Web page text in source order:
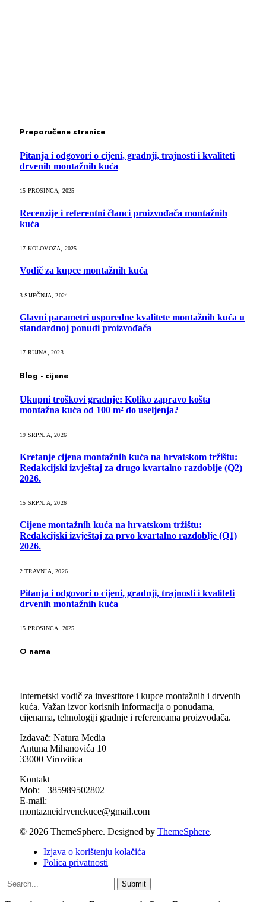
Preporučene stranice
Pitanja i odgovori o cijeni, gradnji, trajnosti i kvaliteti
drvenih montažnih kuća
15 PROSINCA, 2025
Recenzije i referentni članci proizvođača montažnih
kuća
17 KOLOVOZA, 2025
Vodič za kupce montažnih kuća
3 SIJEČNJA, 2024
Glavni parametri usporedne kvalitete montažnih kuća u
standardnoj ponudi proizvođača
17 RUJNA, 2023
Blog - cijene
Ukupni troškovi gradnje: Koliko zapravo košta
montažna kuća od 100 m² do useljenja?
19 SRPNJA, 2026
Kretanje cijena montažnih kuća na hrvatskom tržištu:
Redakcijski izvještaj za drugo kvartalno razdoblje (Q2)
2026.
15 SRPNJA, 2026
Cijene montažnih kuća na hrvatskom tržištu:
Redakcijski izvještaj za prvo kvartalno razdoblje (Q1)
2026.
2 TRAVNJA, 2026
Pitanja i odgovori o cijeni, gradnji, trajnosti i kvaliteti
drvenih montažnih kuća
15 PROSINCA, 2025
O nama
Internetski vodič za investitore i kupce montažnih i drvenih
kuća. Važan izvor korisnih informacija o ponudama,
cijenama, tehnologiji gradnje i referencama proizvođača.
Izdavač: Natura Media
Antuna Mihanovića 10
33000 Virovitica
Kontakt
Mob: +385989502802
E-mail:
montazneidrvenekuce@gmail.com
© 2026 ThemeSphere. Designed by ThemeSphere.
Izjava o korištenju kolačića
Polica privatnosti
Submit